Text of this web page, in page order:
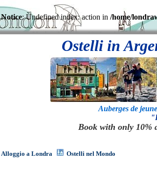
Notice: Undefined index: action in /home/
Notice: Undefined index:
Ostelli in
Auberges de
Book with only 10%
Alloggio a Londra Ostelli nel Mondo